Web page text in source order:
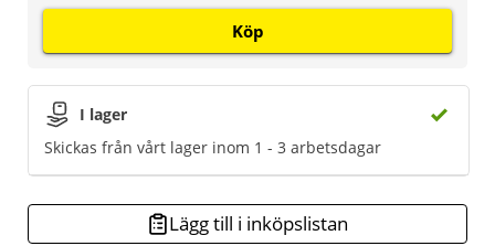
I lager
Skickas från vårt lager inom 1 - 3 arbetsdagar
Köp
Lägg till i inköpslistan